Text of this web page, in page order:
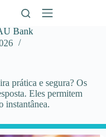
Bank
prática e segura? Os
Eles permitem
instantânea.